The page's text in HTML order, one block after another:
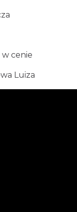
cenie
Luiza